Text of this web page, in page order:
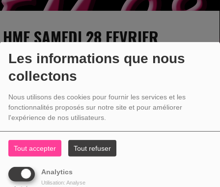
Les informations que nous
collectons
Nous utilisons des cookies pour fournir les services et les
fonctionnalités proposés sur notre site et pour améliorer
l'expérience de nos utilisateurs.
Tout accepter Tout refuser
Analytics
Utilisation: Analyse
HME SAMEDI 28 FEVRIER
28 FÉVRIER 2026 - 13:00 -